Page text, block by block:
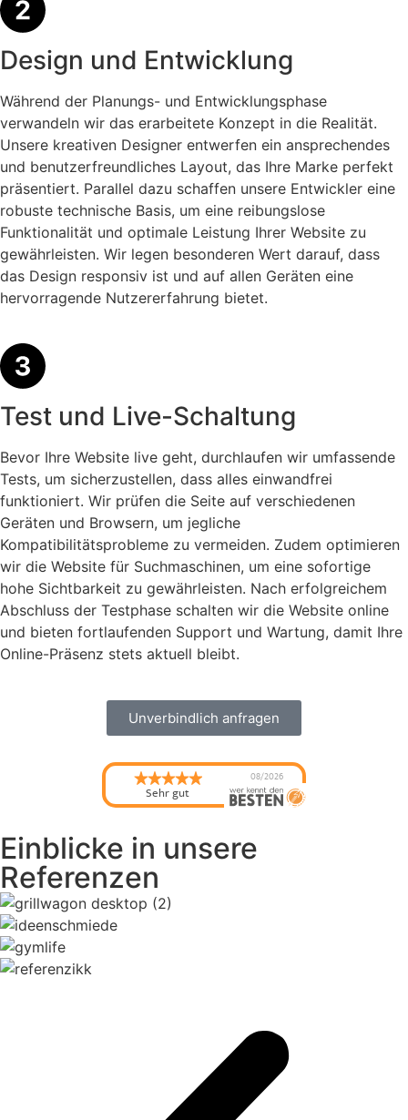
Design und Entwicklung
Während der Planungs- und Entwicklungsphase
verwandeln wir das erarbeitete Konzept in die Realität.
Unsere kreativen Designer entwerfen ein ansprechendes
und benutzerfreundliches Layout, das Ihre Marke perfekt
präsentiert. Parallel dazu schaffen unsere Entwickler eine
robuste technische Basis, um eine reibungslose
Funktionalität und optimale Leistung Ihrer Website zu
gewährleisten. Wir legen besonderen Wert darauf, dass
das Design responsiv ist und auf allen Geräten eine
hervorragende Nutzererfahrung bietet.
Test und Live-Schaltung
Bevor Ihre Website live geht, durchlaufen wir umfassende
Tests, um sicherzustellen, dass alles einwandfrei
funktioniert. Wir prüfen die Seite auf verschiedenen
Geräten und Browsern, um jegliche
Kompatibilitätsprobleme zu vermeiden. Zudem optimieren
wir die Website für Suchmaschinen, um eine sofortige
hohe Sichtbarkeit zu gewährleisten. Nach erfolgreichem
Abschluss der Testphase schalten wir die Website online
und bieten fortlaufenden Support und Wartung, damit Ihre
Online-Präsenz stets aktuell bleibt.
Unverbindlich anfragen
Sehr gut
08/2026
Einblicke in unsere
Referenzen